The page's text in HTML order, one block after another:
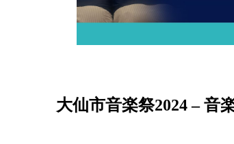
大仙市音楽祭2024 – 音